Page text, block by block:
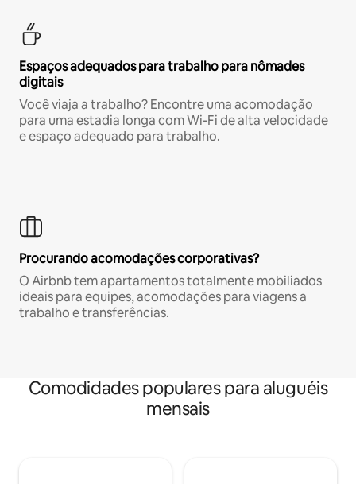
Espaços adequados para trabalho para nômades
digitais
Você viaja a trabalho? Encontre uma acomodação
para uma estadia longa com Wi-Fi de alta velocidade
e espaço adequado para trabalho.
Procurando acomodações corporativas?
O Airbnb tem apartamentos totalmente mobiliados
ideais para equipes, acomodações para viagens a
trabalho e transferências.
Comodidades populares para aluguéis
mensais